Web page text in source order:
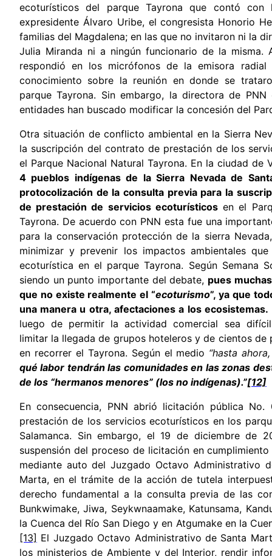
ecoturísticos del parque Tayrona que contó con
expresidente Álvaro Uribe, el congresista Honorio
familias del Magdalena; en las que no invitaron ni la
Julia Miranda ni a ningún funcionario de la misma.
respondió en los micrófonos de la emisora
conocimiento sobre la reunión en donde se
parque Tayrona. Sin embargo, la directora de
entidades han buscado modificar la concesión del
Otra situación de conflicto ambiental en la Sierra
la suscripción del contrato de prestación de los
el Parque Nacional Natural Tayrona. En la ciudad de
4 pueblos indígenas de la Sierra Nevada de
protocolización de la consulta previa para la
de prestación de servicios ecoturísticosen el
Tayrona. De acuerdo con PNN esta fue una i
para la conservación protección de la sierra
minimizar y prevenir los impactos ambientales
ecoturística en el parque Tayrona. Según Semana
siendo un punto importante del debate, pues
que no existe realmente el “ecoturismo”, ya que
una manera u otra, afectaciones a los
luego de permitir la actividad comercial sea
limitar la llegada de grupos hoteleros y de cientos de
en recorrer el Tayrona. Según el medio “hasta
qué labor tendrán las comunidades en las zonas
de los “hermanos menores” (los no indígenas).”[12]
En consecuencia, PNN abrió licitación pública
prestación de los servicios ecoturísticos en los
Salamanca. Sin embargo, el 19 de diciembre de
suspensión del proceso de licitación en
mediante auto del Juzgado Octavo Administrativo
Marta, en el trámite de la acción de tutela
derecho fundamental a la consulta previa de las
Bunkwimake, Jiwa, Seykwnaamake, Katunsama,
la Cuenca del Río San Diego y en Atgumake en la
[13] El Juzgado Octavo Administrativo de Santa
los ministerios de Ambiente y del Interior, rendir